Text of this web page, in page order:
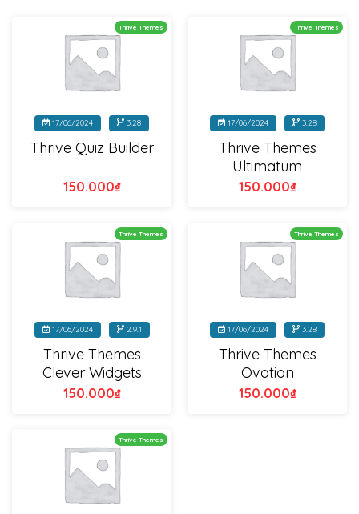
Thrive Themes
17/06/2024 3.28
Thrive Quiz Builder
150.000₫
Thrive Themes
17/06/2024 3.28
Thrive Themes
Ultimatum
150.000₫
Thrive Themes
17/06/2024 2.9.1
Thrive Themes
Clever Widgets
150.000₫
Thrive Themes
17/06/2024 3.28
Thrive Themes
Ovation
150.000₫
Thrive Themes